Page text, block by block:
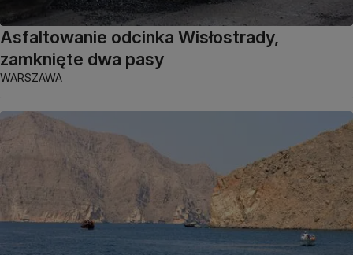
Asfaltowanie odcinka Wisłostrady,
zamknięte dwa pasy
WARSZAWA